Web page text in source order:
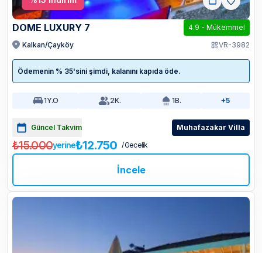
DOME LUXURY 7 4.9 - Mükemmel
Kalkan/Çayköy
VR-3982
Ödemenin % 35'sini şimdi, kalanını kapıda öde.
1Y.O 2K. 1B. +5
Güncel Takvim Muhafazakar Villa
₺15.000yerine₺12.750 / Gecelik
İncele